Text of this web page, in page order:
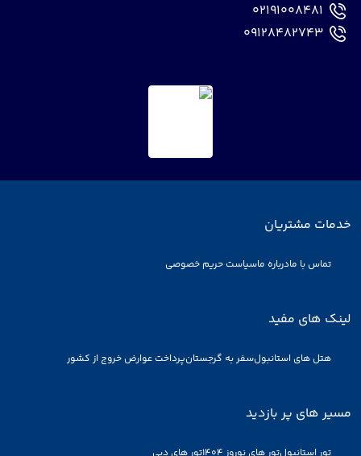
خدمات مشتریان
تماس با مادرباره ماسیاست حریم خصوصی
لینک های مفید
هتل های استانبولسفر به گرجستانپرداخت عوارض خروج از کشور
مسیر های پر بازدید
02191008481
09128482743